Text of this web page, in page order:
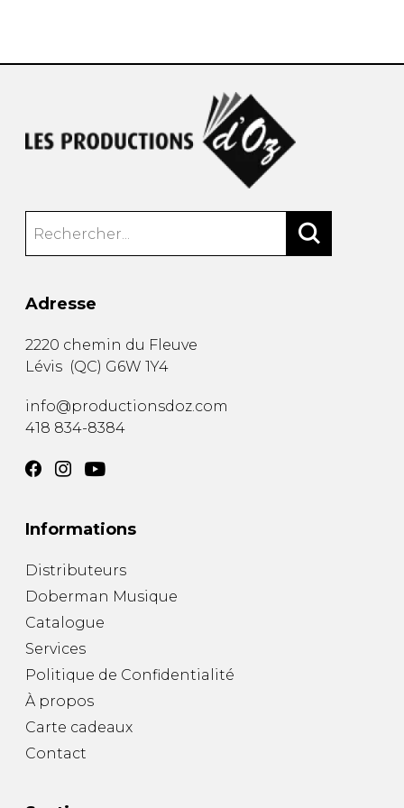
Adresse
2220 chemin du Fleuve
Lévis (QC) G6W 1Y4
info@productionsdoz.com
418 834-8384
Informations
Distributeurs
Doberman Musique
Catalogue
Services
Politique de Confidentialité
À propos
Carte cadeaux
Contact